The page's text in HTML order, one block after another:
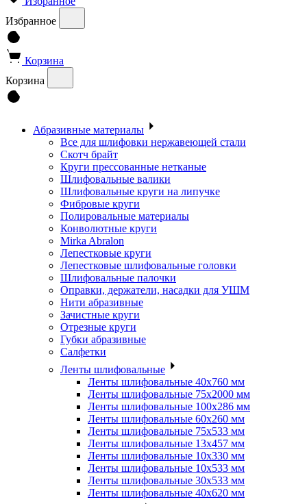
Избранное
Корзина
Корзина
Абразивные материалы
Все для шлифовки нержавеющей стали
Скотч брайт
Круги прессованные нетканые
Шлифовальные валики
Шлифовальные круги на липучке
Фибровые круги
Полировальные материалы
Конволютные круги
Mirka Abralon
Лепестковые круги
Лепестковые шлифовальные головки
Шлифовальные палочки
Оправки, держатели, насадки для УШМ
Нити абразивные
Зачистные круги
Отрезные круги
Губки абразивные
Салфетки
Ленты шлифовальные
Ленты шлифовальные 40х760 мм
Ленты шлифовальные 75х2000 мм
Ленты шлифовальные 100х286 мм
Ленты шлифовальные 60х260 мм
Ленты шлифовальные 75х533 мм
Ленты шлифовальные 13х457 мм
Ленты шлифовальные 10х330 мм
Ленты шлифовальные 10х533 мм
Ленты шлифовальные 30х533 мм
Ленты шлифовальные 40х620 мм